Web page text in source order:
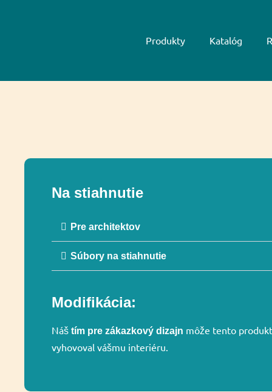
Produkty Katalóg
Na stiahnutie
Pre architektov
Súbory na stiahnutie
Modifikácia:
Náš tím pre zákazkový dizajn môže tento
vyhovoval vášmu interiéru.